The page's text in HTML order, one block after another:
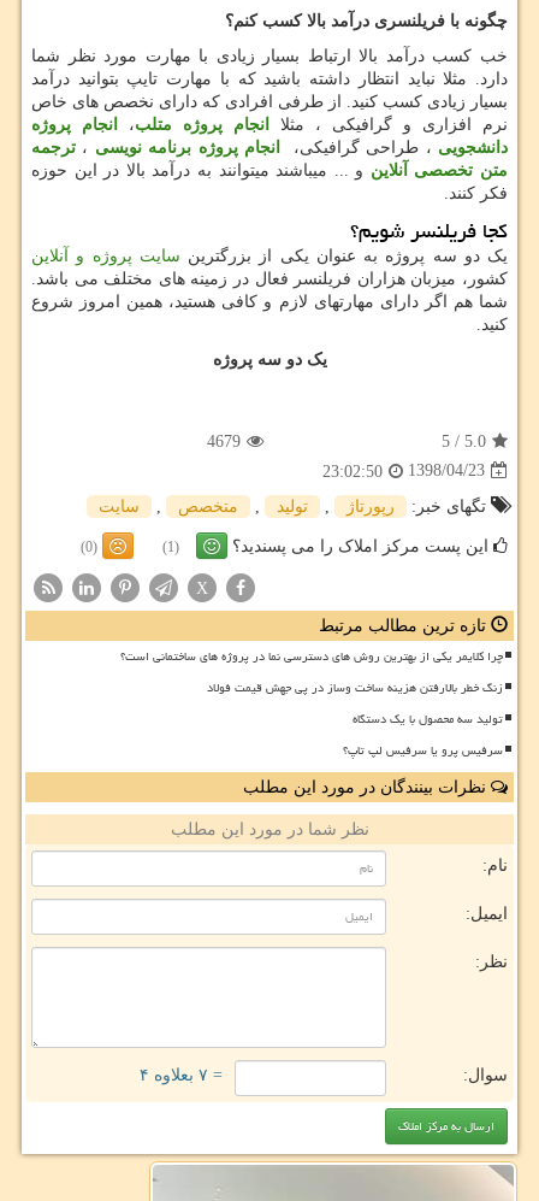
چگونه با فریلنسری درآمد بالا کسب کنم؟
خب کسب درآمد بالا ارتباط بسیار زیادی با مهارت مورد نظر شما
دارد. مثلا نباید انتظار داشته باشید که با مهارت تایپ بتوانید درآمد
بسیار زیادی کسب کنید. از طرفی افرادی که دارای نخصص های خاص
نرم افزاری و گرافیکی ، مثلا
انجام پروژه متلب،
انجام پروژه
دانشجویی ، طراحی گرافیکی، انجام پروژه برنامه نویسی ، ترجمه
متن تخصصی آنلاین و ... میباشند میتوانند به درآمد بالا در این حوزه
فکر کنند.
کجا فریلنسر شویم؟
یک دو سه پروژه به عنوان یکی از بزرگترین سایت پروژه و آنلاین
کشور، میزبان هزاران فریلنسر فعال در زمینه های مختلف می باشد.
شما هم اگر دارای مهارتهای لازم و کافی هستید، همین امروز شروع
کنید.
یک دو سه پروژه
5.0
/
5
4679
1398/04/23
23:02:50
تگهای خبر:
رپورتاژ , تولید , متخصص , سایت
این پست مرکز املاک را می پسندید؟ (1)
(0)
X
تازه ترین مطالب مرتبط
چرا کلایمر یکی از بهترین روش های دسترسی نما در پروژه های ساختمانی است؟
زنگ خطر بالارفتن هزینه ساخت وساز در پی جهش قیمت فولاد
تولید سه محصول با یک دستگاه
سرفیس پرو یا سرفیس لپ تاپ؟
نظرات بینندگان در مورد این مطلب
نظر شما در مورد این مطلب
نام:
ایمیل:
نظر:
سوال: = ۷ بعلاوه ۴